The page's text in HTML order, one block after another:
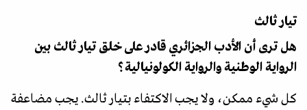
تيار ثالث
هل ترى أن الأدب الجزائري قادر على خلق تيار ثالث بين
الرواية الوطنية والرواية الكولونيالية؟
كل شيء ممكن، ولا يجب الاكتفاء بتيار ثالث. يجب مضاعفة